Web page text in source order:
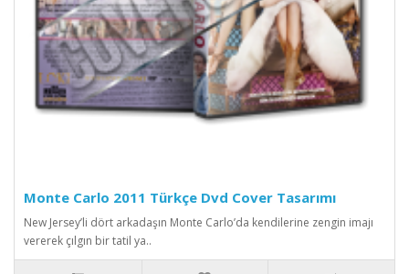
Monte Carlo 2011 Türkçe Dvd Cover Tasarımı
New Jersey’li dört arkadaşın Monte Carlo’da kendilerine zengin imajı
vererek çılgın bir tatil ya..